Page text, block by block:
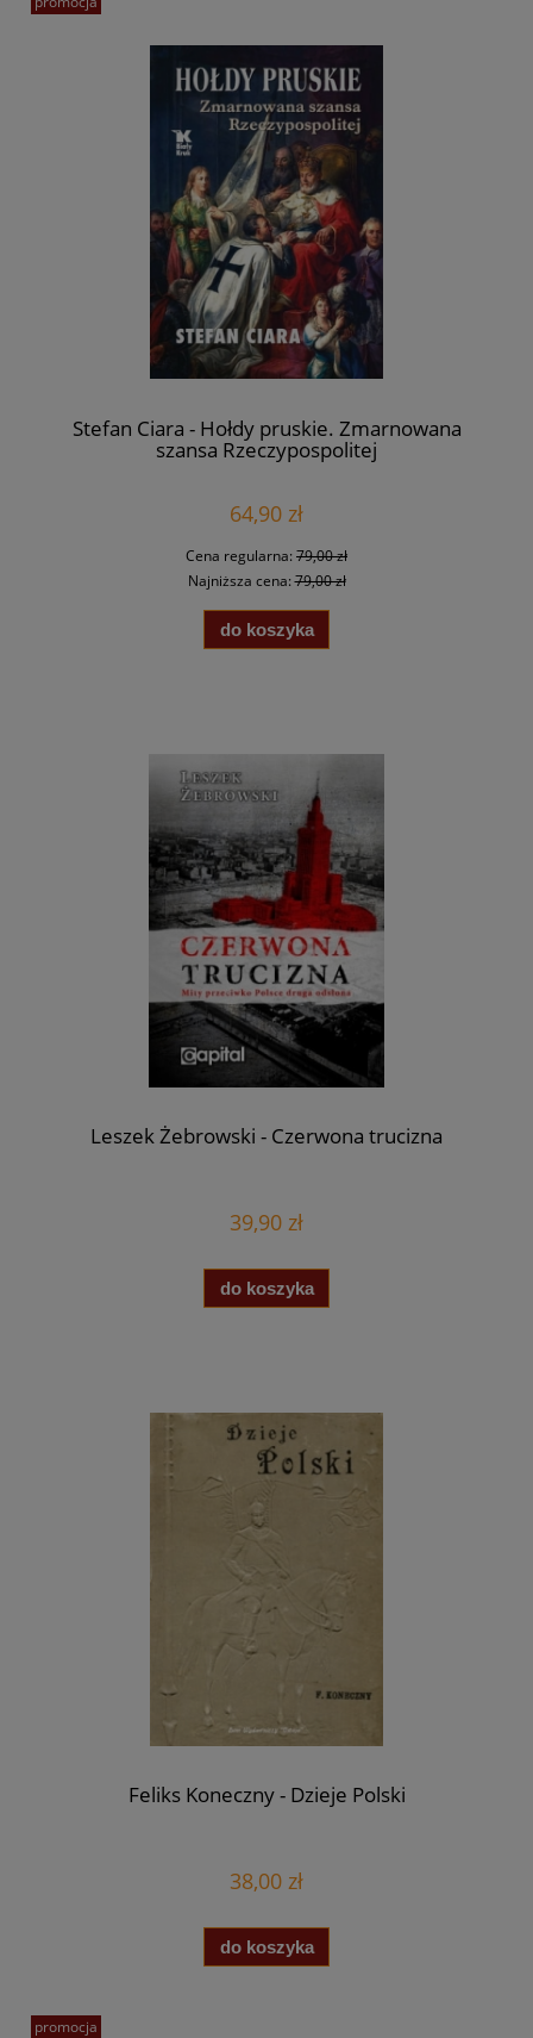
Stefan Ciara - Hołdy pruskie. Zmarnowana
szansa Rzeczypospolitej
64,90 zł
Cena regularna: 79,00 zł
Najniższa cena:79,00 zł
do koszyka
Leszek Żebrowski - Czerwona trucizna
39,90 zł
do koszyka
Feliks Koneczny - Dzieje Polski
38,00 zł
do koszyka
promocja